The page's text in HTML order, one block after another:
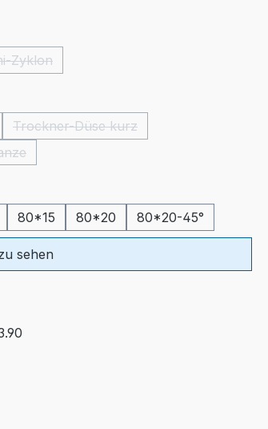
zurzeit nicht verfügbar.)
Zyklon
(Diese Option ist zurzeit nicht verfügbar.)
ist zurzeit nicht verfügbar.)
Trockner-Düse kurz
(Diese Option ist zurzeit nicht
nicht verfügbar.)
(Diese Option ist zurzeit nicht verfügbar.)
80*15 80*20 80*20-45°
sehen